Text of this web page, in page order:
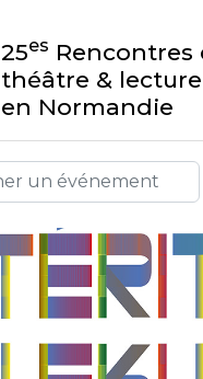
25es Rencontres
théâtre & lecture
en Normandie